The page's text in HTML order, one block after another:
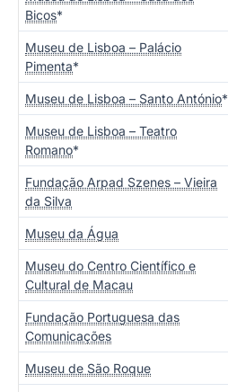
Bicos*
Museu de Lisboa – Palácio
Pimenta*
Museu de Lisboa – Santo António*
Museu de Lisboa – Teatro
Romano*
Fundação Arpad Szenes – Vieira
da Silva
Museu da Água
Museu do Centro Científico e
Cultural de Macau
Fundação Portuguesa das
Comunicações
Museu de São Roque